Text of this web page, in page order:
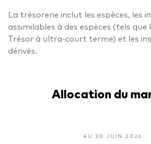
La trésorerie inclut les espèces, les
assimilables à des espèces (tels que
Trésor à ultra-court terme) et les
dérivés.
Allocation du
AU 30 JUIN 2026